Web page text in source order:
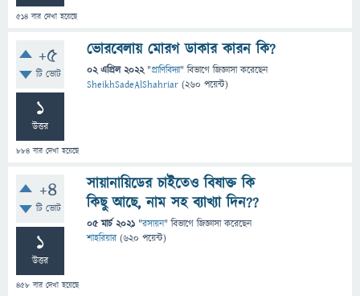
514 বার দেখা হয়েছে
+5
টি ভোট
1
উত্তর
884 বার দেখা হয়েছে
ভোরবেলায় মোরগ ডাকার কারন কি?
02 এপ্রিল 2022 "প্রাণিবিদ্যা" বিভাগে জিজ্ঞাসাকরেছেন
SheikhSadeAlShahriar (260 পয়েন্ট)
+4
টি ভোট
1
উত্তর
458 বার দেখা হয়েছে
সায়ানায়িডের চাইতেও বিষাক্ত কি
কিছু আছে, নাম সহ ব্যাখ্যা দিন??
05 মার্চ 2021 "রসায়ন" বিভাগে জিজ্ঞাসাকরেছেন
শাহরিয়ার (620 পয়েন্ট)